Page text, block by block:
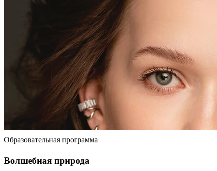
Образовательная программа
Волшебная природа